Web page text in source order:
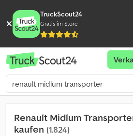
TruckScout24
Gratis im Store
Renault Midlum
kaufen (1.824)